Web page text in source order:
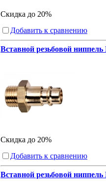
Скидка до 20%
Добавить к сравнению
Вставной резьбовой
Скидка до 20%
Добавить к сравнению
Вставной резьбовой